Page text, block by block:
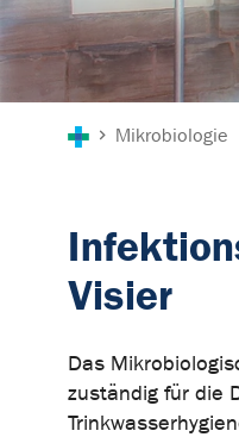
Mikrobiologie
Visier
Das
zuständig für die